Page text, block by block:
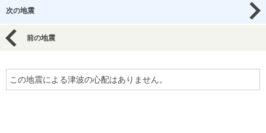
次の地震
前の地震
この地震による津波の心配はありません。